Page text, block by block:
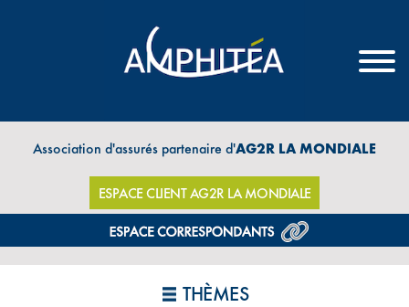
Association d'assurés partenaire d'AG2R LA MONDIALE
ESPACE CLIENT AG2R LA MONDIALE
THÈMES